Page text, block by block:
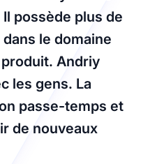
possède plus de
le domaine
Andriy
les gens. La
passe-temps et
de nouveaux